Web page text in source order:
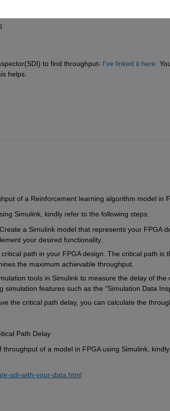
to find throughput- I've linked it here.
helps.
Simulink, kindly refer to the following steps:
Create a Simulink model that represents your FPGA
your desired functionality.
path in your FPGA design. The critical path is
the maximum achievable throughput.
tools in Simulink to measure the delay of the
simulation features such as the "Simulation Data
the critical path delay, you can calculate the
Path Delay
of a model in FPGA using Simulink,
sdi-with-your-data.html